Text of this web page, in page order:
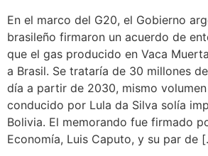
En el marco del G20, el Gobierno
brasileño firmaron un acuerdo de
que el gas producido en Vaca
a Brasil. Se trataría de 30 millones
día a partir de 2030, mismo
conducido por Lula da Silva solía
Bolivia. El memorando fue firmado
Economía, Luis Caputo, y su par de